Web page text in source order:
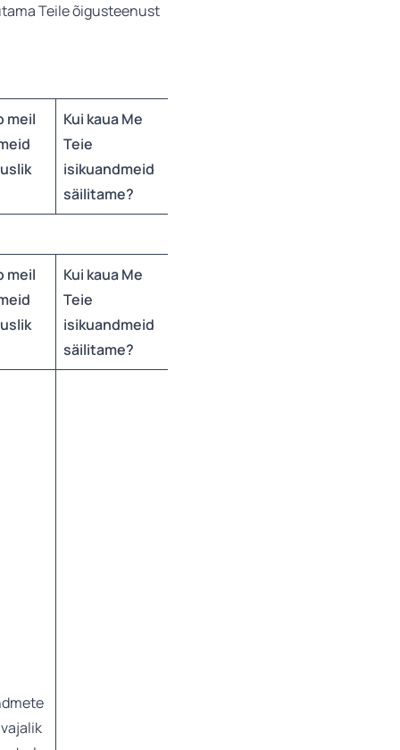
Teile õigusteenust
meil
Kui kaua Me
Teie
isikuandmeid
säilitame?
meil
Kui kaua Me
Teie
isikuandmeid
säilitame?